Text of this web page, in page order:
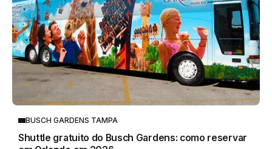
BUSCH GARDENS TAMPA
Shuttle gratuito do Busch Gardens: como reservar